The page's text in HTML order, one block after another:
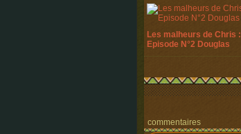
Les malheurs de Chris :
Episode N°2 Douglas
commentaires